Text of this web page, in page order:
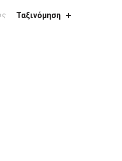
Ταξινόμηση